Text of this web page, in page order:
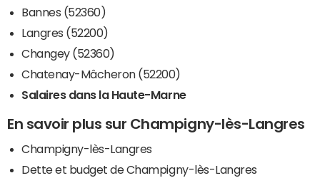
Bannes (52360)
Langres (52200)
Changey (52360)
Chatenay-Mâcheron (52200)
Salaires dans la Haute-Marne
En savoir plus sur Champigny-lès-Langres
Champigny-lès-Langres
Dette et budget de Champigny-lès-Langres